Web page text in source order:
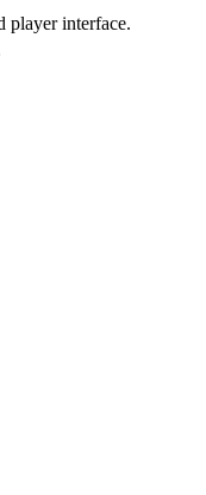
player interface.